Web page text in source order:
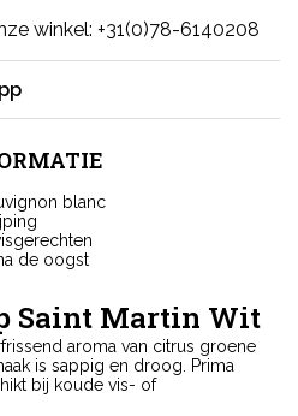
winkel: +31(0)78-6140208
blanc
de oogst
Saint Martin Wit
aroma van citrus groene
is sappig en droog. Prima
bij koude vis- of